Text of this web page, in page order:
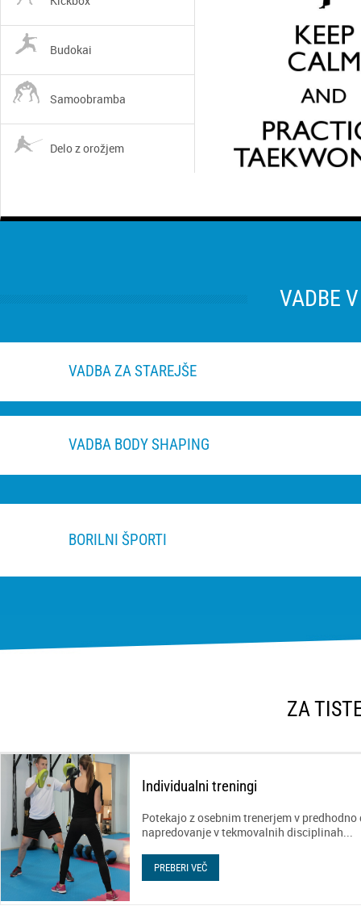
Budokai
Samoobramba
Delo z orožjem
VADBE
VADBA ZA STAREJŠE
VADBA BODY SHAPING
BORILNI ŠPORTI
ZA
Individualni treningi
Potekajo z osebnim trenerjem v
napredovanje v tekmovalnih disciplinah...
PREBERI VEČ